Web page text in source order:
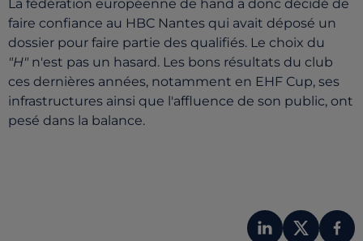
La fédération européenne de hand a donc décidé de
faire confiance au HBC Nantes qui avait déposé un
dossier pour faire partie des qualifiés. Le choix du
"H" n'est pas un hasard. Les bons résultats du club
ces dernières années, notamment en EHF Cup, ses
infrastructures ainsi que l'affluence de son public, ont
pesé dans la balance.